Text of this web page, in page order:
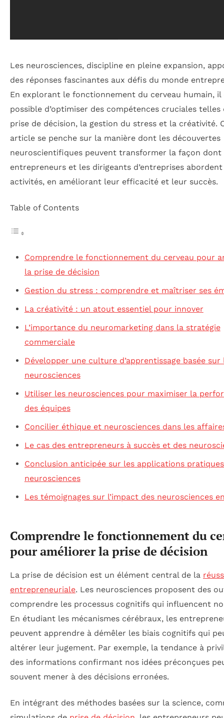
Les neurosciences, discipline en pleine expansion,
des réponses fascinantes aux défis du monde
En explorant le fonctionnement du cerveau humain, il
possible d’optimiser des compétences cruciales telles
prise de décision, la gestion du stress et la créativité.
article se penche sur la manière dont les découvertes
neuroscientifiques peuvent transformer la façon dont
entrepreneurs et les dirigeants d’entreprises
activités, en améliorant leur efficacité et leur succès.
Table of Contents
Comprendre le fonctionnement du cerveau pour
la prise de décision
Gestion du stress : comprendre et maîtriser ses
La créativité : un atout essentiel pour innover
L’importance du neuromarketing dans la stratégie
commerciale
Développer une culture d’apprentissage basée sur
neurosciences
Utiliser les neurosciences pour maximiser la
des équipes
Concilier éthique et neurosciences dans les
Le cas des entrepreneurs à succès et des
Conclusion anticipée sur les applications
neurosciences
Les témoignages sur l’impact des neurosciences
Comprendre le fonctionnement du
pour améliorer la prise de décision
La prise de décision est un élément central de la
entrepreneuriale. Les neurosciences proposent des
comprendre les processus cognitifs qui influencent
En étudiant les mécanismes cérébraux, les
peuvent apprendre à démêler les biais cognitifs qui
altérer leur jugement. Par exemple, la tendance à
des informations confirmant nos idées préconçues
souvent mener à des décisions erronées.
En intégrant des méthodes basées sur la science,